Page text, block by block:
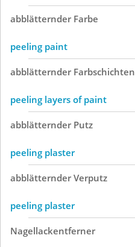
abblätternder Farbe
peeling paint
abblätternder Farbschichten
peeling layers of paint
abblätternder Putz
peeling plaster
abblätternder Verputz
peeling plaster
Nagellackentferner